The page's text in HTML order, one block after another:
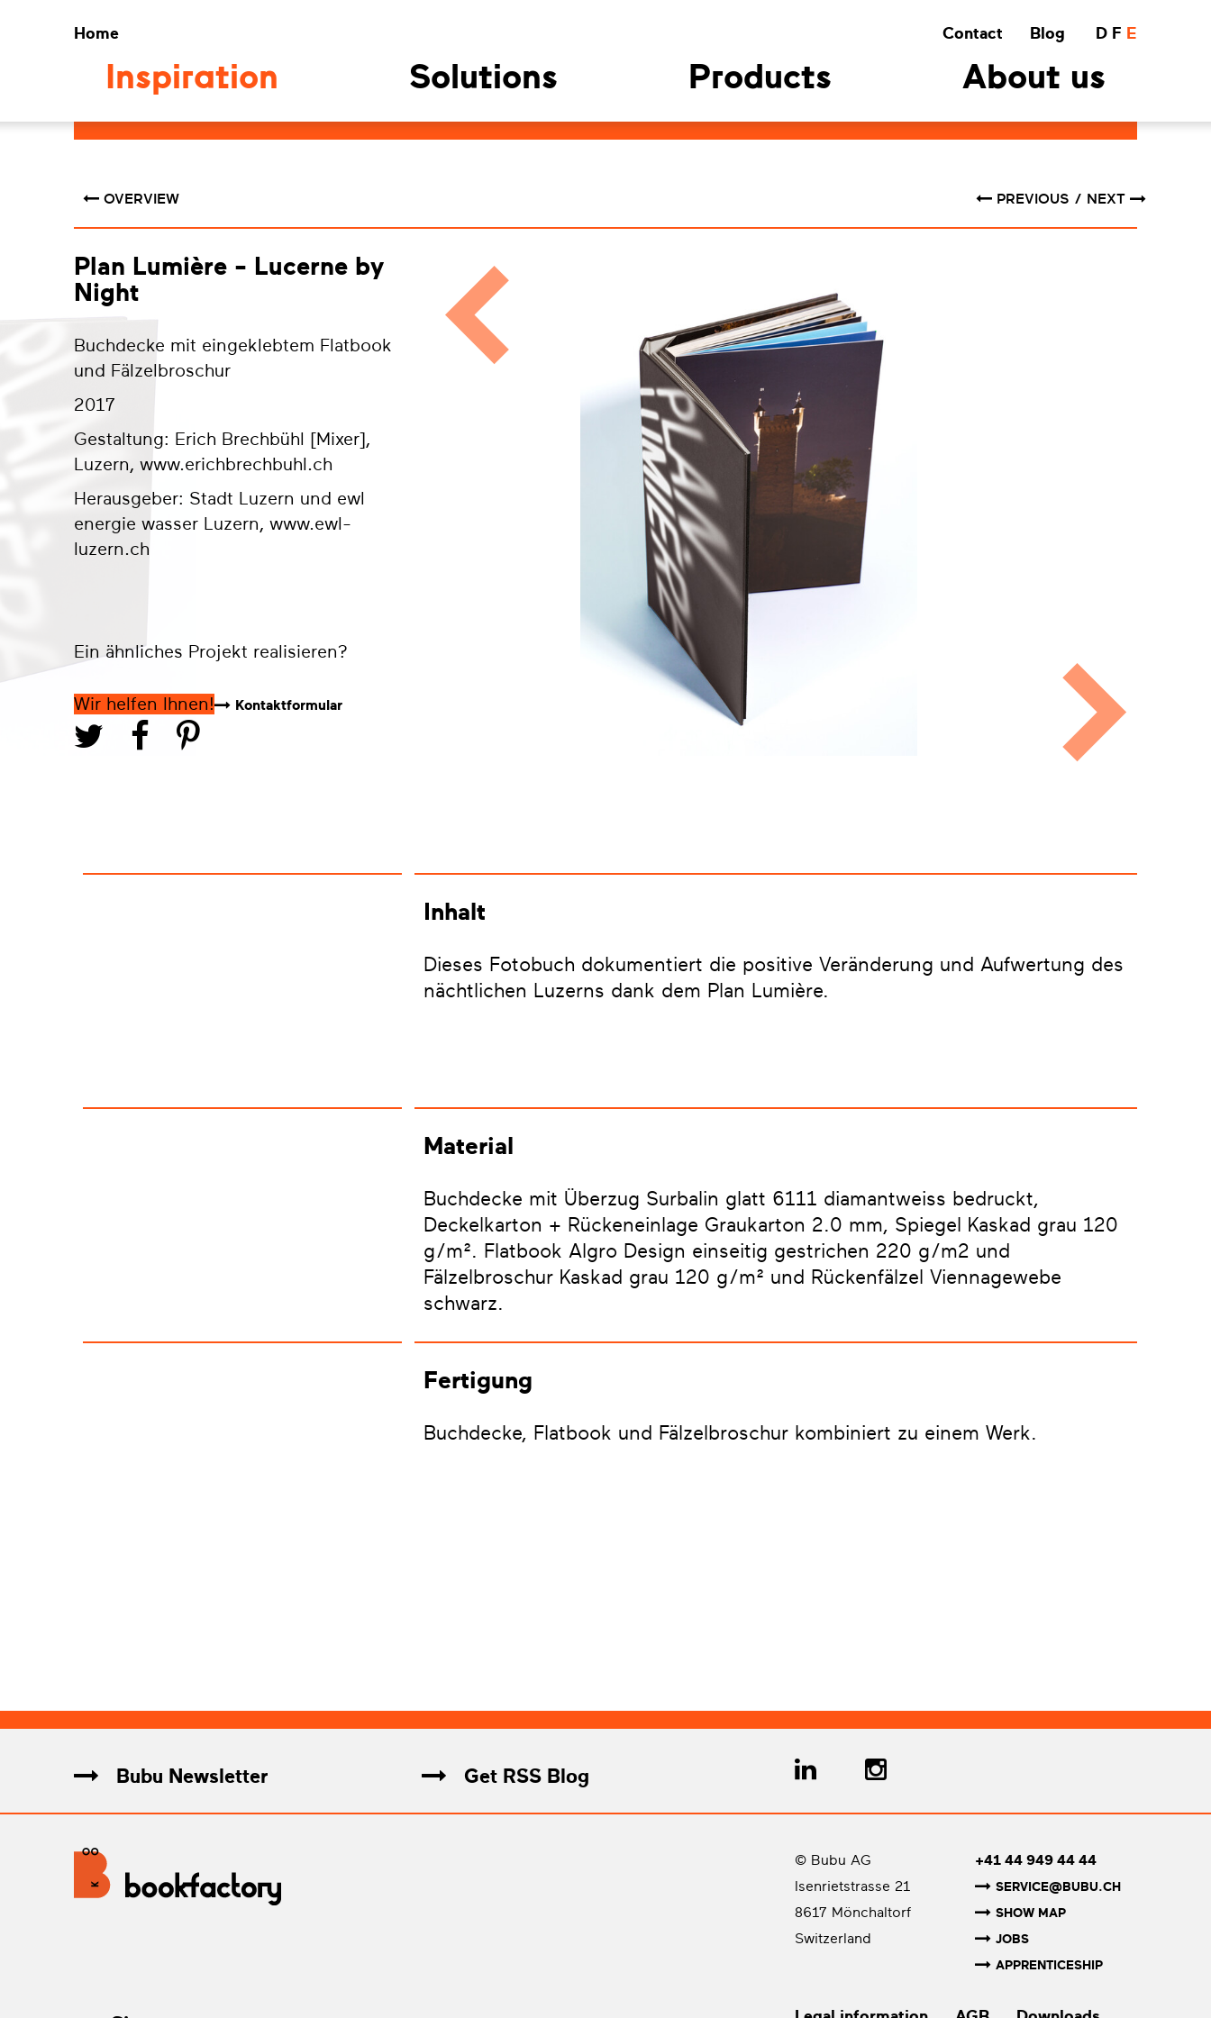
Home Contact Blog D F E
Inspiration Solutions Products About us
OVERVIEW PREVIOUS NEXT
Plan Lumière - Lucerne by
Night
Buchdecke mit eingeklebtem Flatbook
und Fälzelbroschur
2017
Gestaltung: Erich Brechbühl [Mixer],
Luzern, www.erichbrechbuhl.ch
Herausgeber: Stadt Luzern und ewl
energie wasser Luzern, www.ewl-
luzern.ch
Ein ähnliches Projekt realisieren?
Wir helfen Ihnen! Kontaktformular
Inhalt
Dieses Fotobuch dokumentiert die positive Veränderung und Aufwertung des
nächtlichen Luzerns dank dem Plan Lumière.
Material
Buchdecke mit Überzug Surbalin glatt 6111 diamantweiss bedruckt,
Deckelkarton + Rückeneinlage Graukarton 2.0 mm, Spiegel Kaskad grau 120
g/m². Flatbook Algro Design einseitig gestrichen 220 g/m2 und
Fälzelbroschur Kaskad grau 120 g/m² und Rückenfälzel Viennagewebe
schwarz.
Fertigung
Buchdecke, Flatbook und Fälzelbroschur kombiniert zu einem Werk.
Bubu Newsletter Get RSS Blog
© Bubu AG
Isenrietstrasse 21
8617 Mönchaltorf
Switzerland
+41 44 949 44 44
SERVICE@BUBU.CH
SHOW MAP
JOBS
APPRENTICESHIP